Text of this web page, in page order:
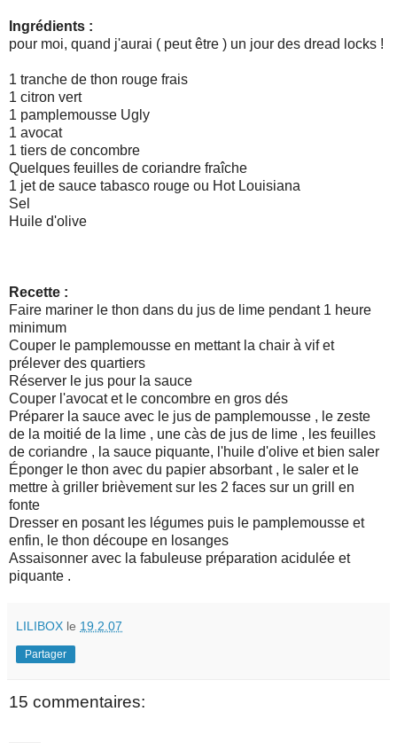
Ingrédients :
pour moi, quand j'aurai ( peut être ) un jour des dread locks !
1 tranche de thon rouge frais
1 citron vert
1 pamplemousse Ugly
1 avocat
1 tiers de concombre
Quelques feuilles de coriandre fraîche
1 jet de sauce tabasco rouge ou Hot Louisiana
Sel
Huile d'olive
Recette :
Faire mariner le thon dans du jus de lime pendant 1 heure
minimum
Couper le pamplemousse en mettant la chair à vif et
prélever des quartiers
Réserver le jus pour la sauce
Couper l'avocat et le concombre en gros dés
Préparer la sauce avec le jus de pamplemousse , le zeste
de la moitié de la lime , une càs de jus de lime , les feuilles
de coriandre , la sauce piquante, l'huile d'olive et bien saler
Éponger le thon avec du papier absorbant , le saler et le
mettre à griller brièvement sur les 2 faces sur un grill en
fonte
Dresser en posant les légumes puis le pamplemousse et
enfin, le thon découpe en losanges
Assaisonner avec la fabuleuse préparation acidulée et
piquante .
LILIBOX le 19.2.07
Partager
15 commentaires: